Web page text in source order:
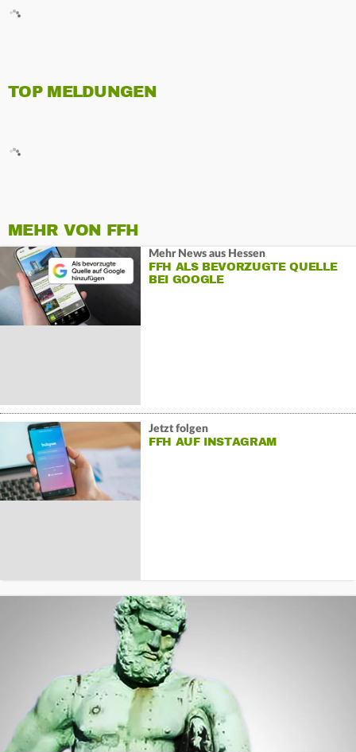
TOP MELDUNGEN
MEHR VON FFH
Mehr News aus Hessen
FFH ALS BEVORZUGTE QUELLE
BEI GOOGLE
Jetzt folgen
FFH AUF INSTAGRAM